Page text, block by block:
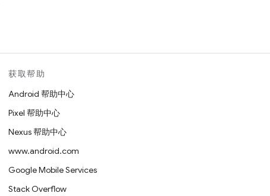
获取帮助
Android 帮助中心
Pixel 帮助中心
Nexus 帮助中心
www.android.com
Google Mobile Services
Stack Overflow